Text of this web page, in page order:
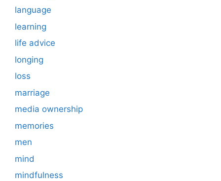
language
learning
life advice
longing
loss
marriage
media ownership
memories
men
mind
mindfulness